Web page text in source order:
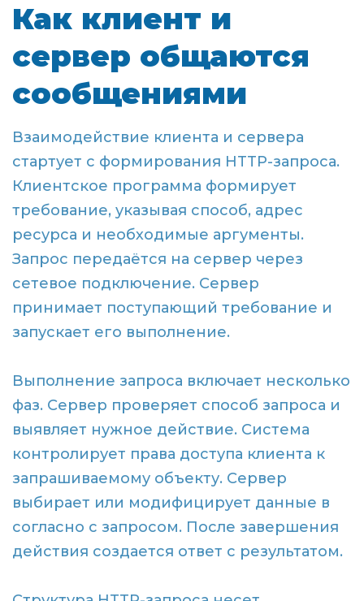
Как клиент и
сервер общаются
сообщениями
Взаимодействие клиента и сервера
стартует с формирования HTTP-запроса.
Клиентское программа формирует
требование, указывая способ, адрес
ресурса и необходимые аргументы.
Запрос передаётся на сервер через
сетевое подключение. Сервер
принимает поступающий требование и
запускает его выполнение.
Выполнение запроса включает несколько
фаз. Сервер проверяет способ запроса и
выявляет нужное действие. Система
контролирует права доступа клиента к
запрашиваемому объекту. Сервер
выбирает или модифицирует данные в
согласно с запросом. После завершения
действия создается ответ с результатом.